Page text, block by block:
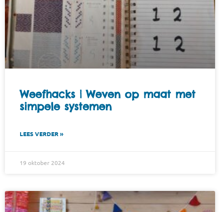
Weefhacks | Weven op maat met
simpele systemen
LEES VERDER »
19 oktober 2024